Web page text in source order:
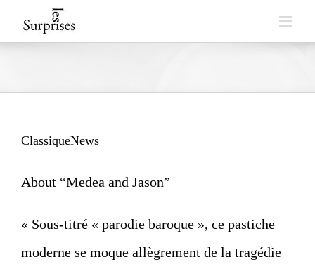
to
ClassiqueNews
About “Medea and Jason”
« Sous-titré « parodie baroque », ce pastiche
moderne se moque allègrement de la tragédie